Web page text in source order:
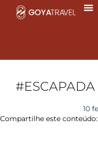
10
Compartilhe este conteúdo: